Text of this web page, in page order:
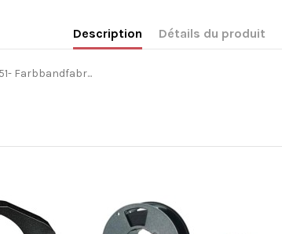
Description Détails du produit
Farbbandfabr...